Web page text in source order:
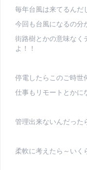
毎年台風は来てるんだ
今回も台風になるの分
街路樹とかの意味なく
よ！！
停電したらこのご時世
仕事もリモートとかに
管理出来ないんだった
柔軟に考えたら～いく